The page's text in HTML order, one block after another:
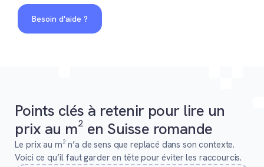
Besoin d'aide ?
Points clés à retenir pour lire un
prix au m² en Suisse romande
Le prix au m² n’a de sens que replacé dans son contexte.
Voici ce qu’il faut garder en tête pour éviter les raccourcis.